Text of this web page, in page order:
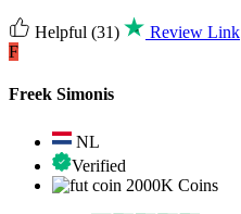
Helpful (31)
Review Link
F
Freek Simonis
NL
Verified
2000K Coins